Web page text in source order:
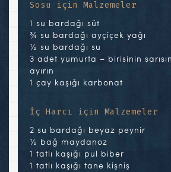
Sosu için Malzemeler
1 su bardağı süt
¾ su bardağı ayçiçek yağı
½ su bardağı su
3 adet yumurta – birisinin
ayırın
1 çay kaşığı karbonat
İç Harcı için Malzemeler
2 su bardağı beyaz peynir
½ bağ maydanoz
1 tatlı kaşığı pul biber
1 tatlı kaşığı tane kişniş